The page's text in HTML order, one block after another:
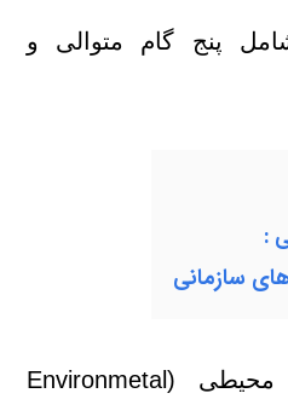
پنج گام متوالی و
:
سازمانی
۱- تجزیه و تحلیل محیطی (Environmetal